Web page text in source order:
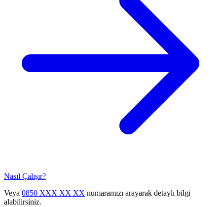
Nasıl Çalışır?
Veya 0850 XXX XX XX numaramızı arayarak detaylı bilgi
alabilirsiniz.